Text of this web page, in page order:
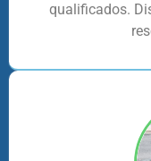
qualificados.